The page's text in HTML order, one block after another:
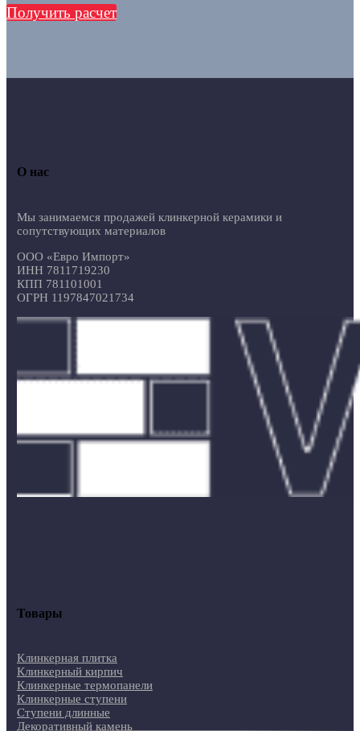
Получить расчет
О нас
Мы занимаемся продажей клинкерной керамики и
сопутствующих материалов
ООО «Евро Импорт»
ИНН 7811719230
КПП 781101001
ОГРН 1197847021734
Товары
Клинкерная плитка
Клинкерный кирпич
Клинкерные термопанели
Клинкерные ступени
Ступени длинные
Декоративный камень